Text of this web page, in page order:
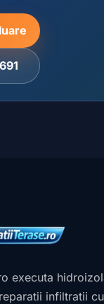
executa
infiltratii